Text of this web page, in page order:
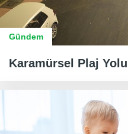
Gündem
Karamürsel Plaj Yolu